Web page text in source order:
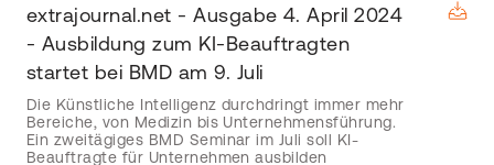
extrajournal.net - Ausgabe 4. April 2024
- Ausbildung zum KI-Beauftragten
startet bei BMD am 9. Juli
Die Künstliche Intelligenz durchdringt immer mehr
Bereiche, von Medizin bis Unternehmensführung.
Ein zweitägiges BMD Seminar im Juli soll KI-
Beauftragte für Unternehmen ausbilden